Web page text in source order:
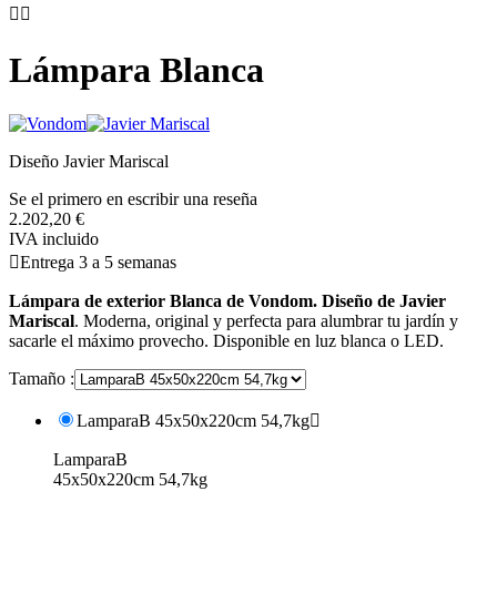
 
Lámpara Blanca
Diseño Javier Mariscal
Se el primero en escribir una reseña
2.202,20 €
IVA incluido
Entrega 3 a 5 semanas
Lámpara de exterior Blanca de Vondom. Diseño de Javier
Mariscal. Moderna, original y perfecta para alumbrar tu jardín y
sacarle el máximo provecho. Disponible en luz blanca o LED.
Tamaño :
LamparaB 45x50x220cm 54,7kg
LamparaB
45x50x220cm 54,7kg